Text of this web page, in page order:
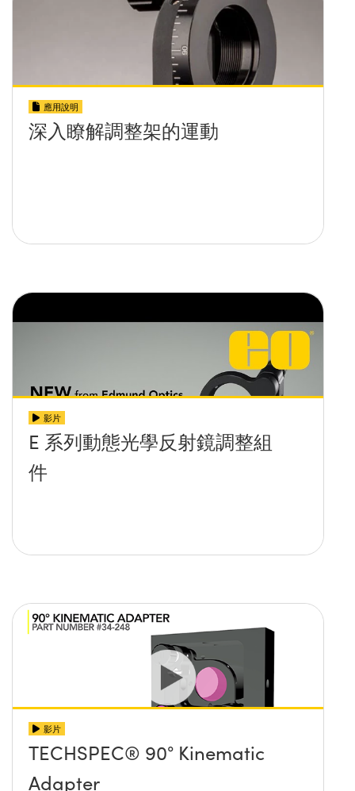
應用說明
深入瞭解調整架的運動
影片
E 系列動態光學反射鏡調整組
件
影片
TECHSPEC® 90° Kinematic
Adapter